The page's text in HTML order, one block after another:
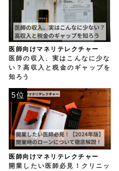
医師向けマネリテレクチャー
医師の収入、実はこんなに少な
い？高収入と税金のギャップを
知ろう
医師向けマネリテレクチャー
開業したい医師必見！クリニッ
5位